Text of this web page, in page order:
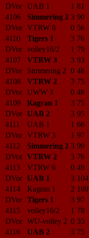
DVor UAB 1 1 81
4106
Simmering 2 3 90
DVor VTRW 6 0 56
4110
Tigers 1 3 76
DVor volley16/2 1 79
4107
VTRW 3 3 93
DVor
Simmering 2 0 48
4108
VTRW 2 3 75
DVor UWW 3 0 48
4109
Kagran 1 3 75
DVor UAB 2 3 95
4111
UAB 1 1 66
DVor VTRW 3 1 97
4112
Simmering 2 3 99
DVor VTRW 2 3 76
4113
VTRW 6 0 49
DVor UAB 1 3 104
4114
Kagran 1 2 109
DVor Tigers 1 3 97
4115
volley16/2 1 78
DVor WU-volley 2 0 35
4116
UAB 2 3 75